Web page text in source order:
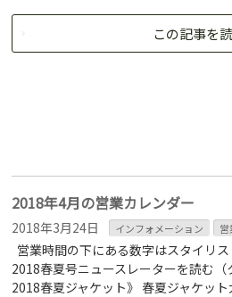
この記事を
2018年4月の営業カレンダー
2018年3月24日 インフォメーション
営業時間の下にある数字はスタイリ
2018春夏号ニュースレーターを読む
2018春夏ジャケット》 春夏ジャケッ